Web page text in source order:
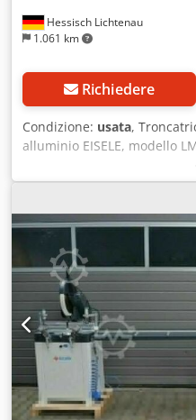
Hessisch Lichtenau
1.061 km
Richiedere
Condizione: usata,
alluminio EISELE, modello
macchina: 0107, anno di
taglio: 90° = 150 x 100 mm
x 100 mm Diametro della
angolare: +/- 45° Velocità
3400 giri/min. Potenza del
Alimentazione: 380 Volt,
lavoro davanti all'angolo di
Motore, tipo RF 1,5 / 4 / 2-7
di taglio variabile,
Macchina dotata di una
mm - Raccordo per tubo
80 mm - Robusta base in
larghezza x altezza): 1050 x
Condizioni: buone